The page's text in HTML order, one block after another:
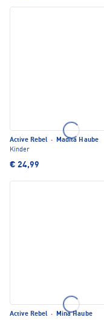
Active Rebel ·
Madita Haube
Kinder
€ 24,99
Active Rebel ·
Mina Haube